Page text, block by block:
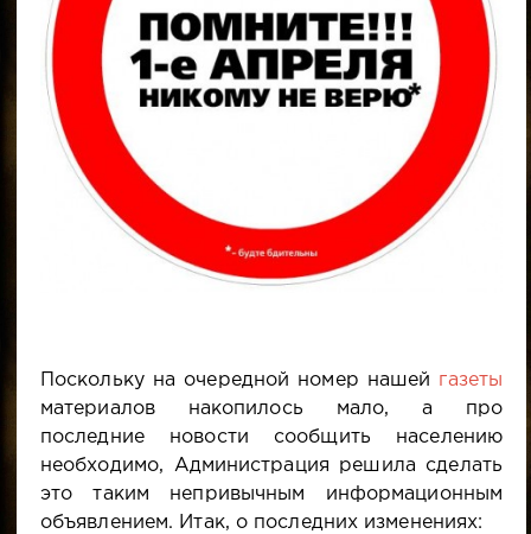
Поскольку на очередной номер нашей газеты
материалов накопилось мало, а про
последние новости сообщить населению
необходимо, Администрация решила сделать
это таким непривычным информационным
объявлением. Итак, о последних изменениях: